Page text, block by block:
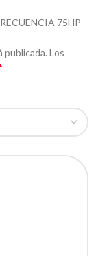
75HP
publicada. Los